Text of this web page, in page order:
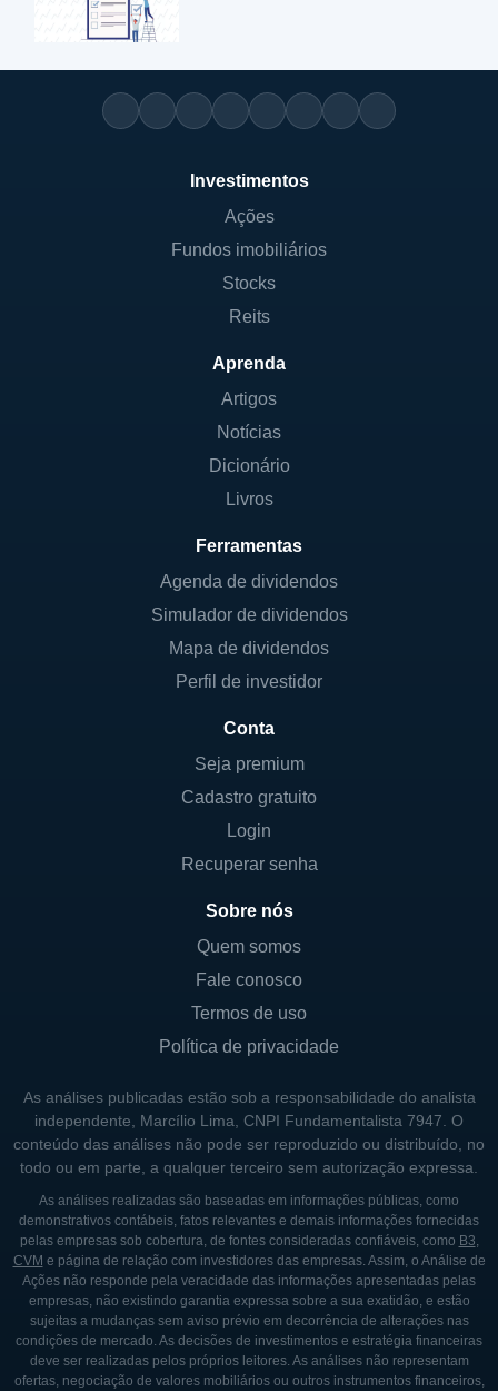
Investimentos
Ações
Fundos imobiliários
Stocks
Reits
Aprenda
Artigos
Notícias
Dicionário
Livros
Ferramentas
Agenda de dividendos
Simulador de dividendos
Mapa de dividendos
Perfil de investidor
Conta
Seja premium
Cadastro gratuito
Login
Recuperar senha
Sobre nós
Quem somos
Fale conosco
Termos de uso
Política de privacidade
As análises publicadas estão sob a responsabilidade do analista
independente, Marcílio Lima, CNPI Fundamentalista 7947. O
conteúdo das análises não pode ser reproduzido ou distribuído, no
todo ou em parte, a qualquer terceiro sem autorização expressa.
As análises realizadas são baseadas em informações públicas, como
demonstrativos contábeis, fatos relevantes e demais informações fornecidas
pelas empresas sob cobertura, de fontes consideradas confiáveis, como B3,
CVM e página de relação com investidores das empresas. Assim, o Análise de
Ações não responde pela veracidade das informações apresentadas pelas
empresas, não existindo garantia expressa sobre a sua exatidão, e estão
sujeitas a mudanças sem aviso prévio em decorrência de alterações nas
condições de mercado. As decisões de investimentos e estratégia financeiras
deve ser realizadas pelos próprios leitores. As análises não representam
ofertas, negociação de valores mobiliários ou outros instrumentos financeiros,